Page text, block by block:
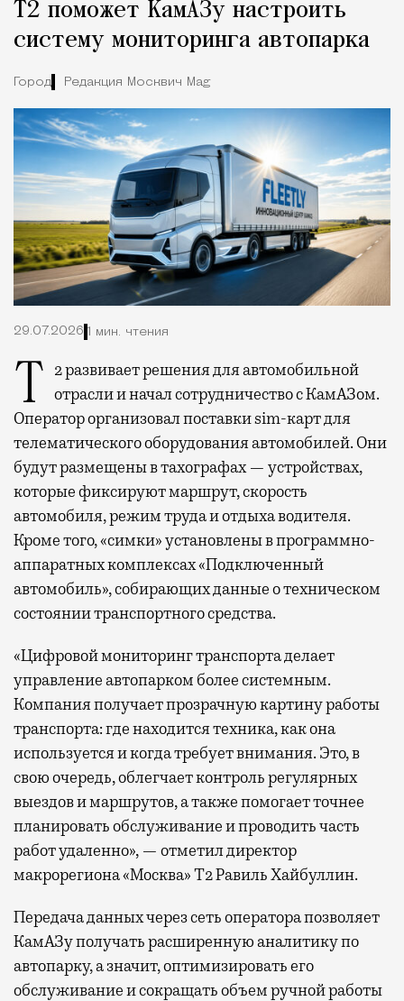
Т2 поможет КамАЗу настроить
систему мониторинга автопарка
Город Редакция Москвич Mag
29.07.2026 1 мин. чтения
Т2 развивает решения для автомобильной отрасли и начал сотрудничество с КамАЗом.
Оператор организовал поставки sim-карт для
телематического оборудования автомобилей. Они
будут размещены в тахографах — устройствах,
которые фиксируют маршрут, скорость
автомобиля, режим труда и отдыха водителя.
Кроме того, «симки» установлены в программно-
аппаратных комплексах «Подключенный
автомобиль», собирающих данные о техническом
состоянии транспортного средства.
«Цифровой мониторинг транспорта делает
управление автопарком более системным.
Компания получает прозрачную картину работы
транспорта: где находится техника, как она
используется и когда требует внимания. Это, в
свою очередь, облегчает контроль регулярных
выездов и маршрутов, а также помогает точнее
планировать обслуживание и проводить часть
работ удаленно», — отметил директор
макрорегиона «Москва» Т2 Равиль Хайбуллин.
Передача данных через сеть оператора позволяет
КамАЗу получать расширенную аналитику по
автопарку, а значит, оптимизировать его
обслуживание и сокращать объем ручной работы